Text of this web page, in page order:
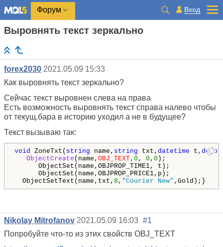
Форум Вход
Выровнять текст зеркально
forex2030 2021.05.09 15:33
Как выровнять текст зеркально?
Сейчас текст выровнен слева на права
Есть возможность выровнять текст справа налево чтобы
от текущ.бара в историю уходил а не в будущее?
Текст вызываю так:
void ZoneTxt( string name, string txt, datetime t,
ObjectCreate (name, OBJ_TEXT, 0 , 0 , 0 );
ObjectSet(name,OBJPROP_TIME1, t);
ObjectSet(name,OBJPROP_PRICE1,p);
ObjectSetText(name,txt, 8 , "Courier New" ,Gold);}
Nikolay Mitrofanov 2021.05.09 16:03 #1
Попробуйте что-то из этих свойств OBJ_TEXT